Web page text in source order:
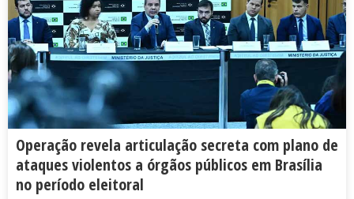
Operação revela articulação secreta com plano de
ataques violentos a órgãos públicos em Brasília
no período eleitoral